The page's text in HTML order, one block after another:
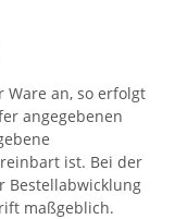
Ware an, so erfolgt
angegebenen
ist. Bei der
Bestellabwicklung
maßgeblich.